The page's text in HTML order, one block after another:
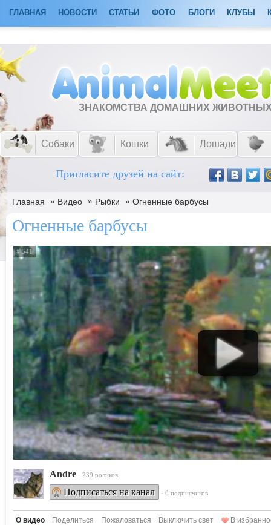
ГЛАВНАЯ НОВОСТИ СТАТЬИ ФОТО БЛОГИ КЛУБЫ
ЗНАКОМСТВА ДОМАШНИХ
Собаки Кошки Лошади
Пригласите друзей на сайт:
Главная » Видео » Рыбки » Огненные барбусы
Огненные барбусы
# 541
Andre · 239 роликов
Подписаться на канал · 0 подписчиков
О видео Поделиться Пожаловаться Выключить свет В